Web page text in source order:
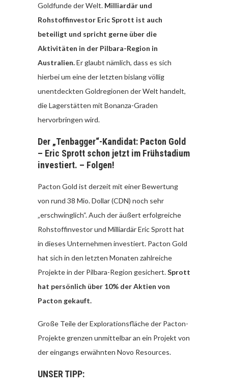
Goldfunde der Welt. Milliardär und
Rohstoffinvestor Eric Sprott ist auch
beteiligt und spricht gerne über die
Aktivitäten in der Pilbara-Region in
Australien.Er glaubt nämlich, dass es sich
hierbei um eine der letzten bislang völlig
unentdeckten Goldregionen der Welt handelt,
die Lagerstätten mit Bonanza-Graden
hervorbringen wird.
Der „Tenbagger“-Kandidat: Pacton Gold
– Eric Sprott schon jetzt im Frühstadium
investiert. – Folgen!
Pacton Gold ist derzeit mit einer Bewertung
von rund 38 Mio. Dollar (CDN) noch sehr
„erschwinglich“. Auch der äußert erfolgreiche
Rohstoffinvestor und Milliardär Eric Sprott hat
in dieses Unternehmen investiert. Pacton Gold
hat sich in den letzten Monaten zahlreiche
Projekte in der Pilbara-Region gesichert.Sprott
hat persönlich über 10% der Aktien von
Pacton gekauft.
Große Teile der Explorationsfläche der Pacton-
Projekte grenzen unmittelbar an ein Projekt von
der eingangs erwähnten Novo Resources.
UNSER TIPP: